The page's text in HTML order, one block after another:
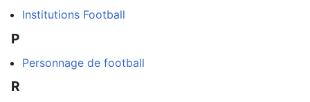
Institutions Football
P
Personnage de football
R